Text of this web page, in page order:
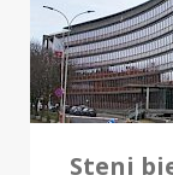
Steni